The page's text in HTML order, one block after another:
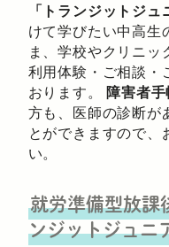
「トランジットジュ
けて学びたい中高生
ま、学校やクリニッ
利用体験・ご相談・
おります。障害者手
方も、医師の診断が
とができますので、
い。
就労準備型放課
ンジットジュニ